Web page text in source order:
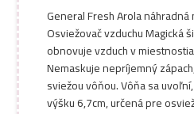
General Fresh Arola
Osviežovač vzduchu
obnovuje vzduch v
Nemaskuje nepríjemný
sviežou vôňou. Vôňa sa
výšku 6,7cm, určená pre